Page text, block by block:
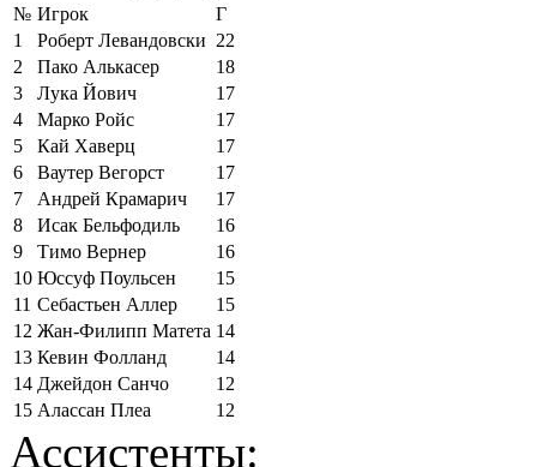
№ Игрок
Г
1
Роберт Левандовски 22
2
Пако Алькасер
18
3
Лука Йович
17
4
Марко Ройс
17
5
Кай Хаверц
17
6
Ваутер Вегорст
17
7
Андрей Крамарич
17
8
Исак Бельфодиль
16
9
Тимо Вернер
16
10 Юссуф Поульсен
15
11 Себастьен Аллер
15
12 Жан-Филипп Матета 14
13 Кевин Фолланд
14
14 Джейдон Санчо
12
15 Алассан Плеа 12
Ассистенты: